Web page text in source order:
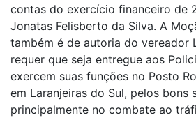
contas do exercício financeiro de
Jonatas Felisberto da Silva. A
também é de autoria do vereador
requer que seja entregue aos
exercem suas funções no Posto
em Laranjeiras do Sul, pelos bons
principalmente no combate ao